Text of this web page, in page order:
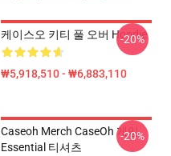
케이스오 키티 풀 오버 Hoodie
₩5,918,510 - ₩6,883,110
-20%
Caseoh Merch CaseOh 게임
Essential 티셔츠
-20%